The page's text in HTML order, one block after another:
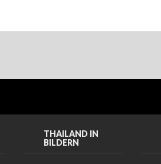
THAILAND IN
BILDERN